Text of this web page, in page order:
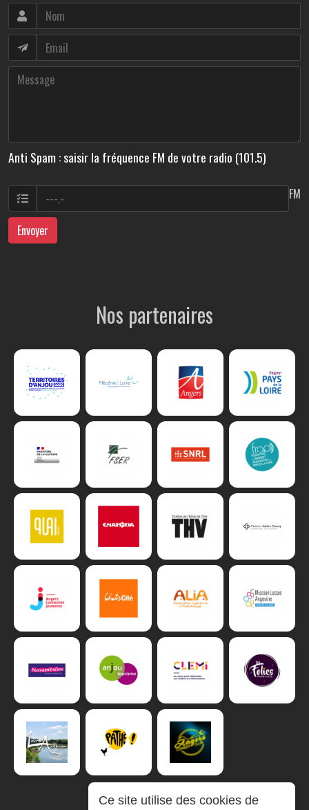
Anti Spam : saisir la fréquence FM de votre radio (101.5)
FM
Envoyer
Nos partenaires
Ce site utilise des cookies de